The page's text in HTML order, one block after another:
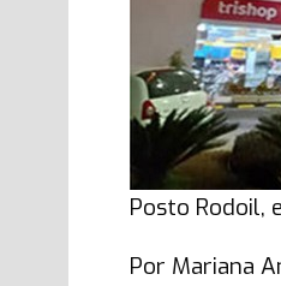
Posto Rodoil,
Por Mariana